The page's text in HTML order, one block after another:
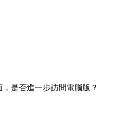
是否進一步訪問電腦版？